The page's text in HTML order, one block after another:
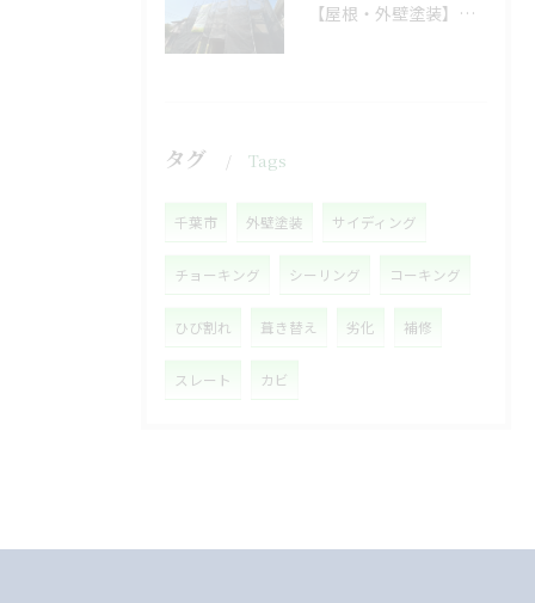
【屋根・外壁塗装】着工しました❗️
タグ Tags
千葉市 外壁塗装 サイディング
チョーキング シーリング コーキング
ひび割れ 葺き替え 劣化 補修
スレート カビ